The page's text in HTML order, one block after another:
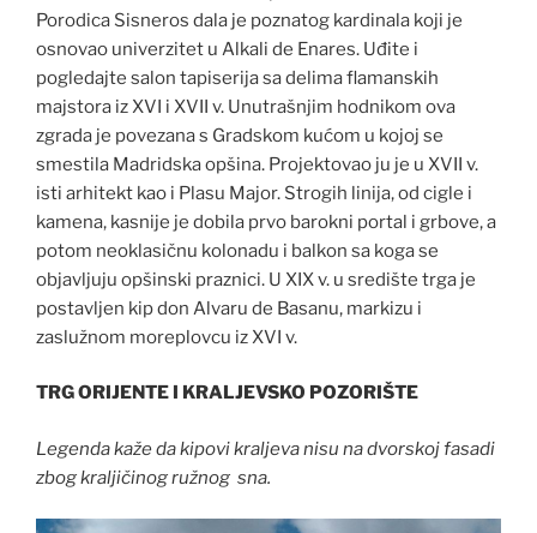
Porodica Sisneros dala je poznatog kardinala koji je
osnovao univerzitet u Alkali de Enares. Uđite i
pogledajte salon tapiserija sa delima flamanskih
majstora iz XVI i XVII v. Unutrašnjim hodnikom ova
zgrada je povezana s Gradskom kućom u kojoj se
smestila Madridska opšina. Projektovao ju je u XVII v.
isti arhitekt kao i Plasu Major. Strogih linija, od cigle i
kamena, kasnije je dobila prvo barokni portal i grbove, a
potom neoklasičnu kolonadu i balkon sa koga se
objavljuju opšinski praznici. U XIX v. u središte trga je
postavljen kip don Alvaru de Basanu, markizu i
zaslužnom moreplovcu iz XVI v.
TRG ORIJENTE I KRALJEVSKO POZORIŠTE
Legenda kaže da kipovi kraljeva nisu na dvorskoj fasadi
zbog kraljičinog ružnog sna.